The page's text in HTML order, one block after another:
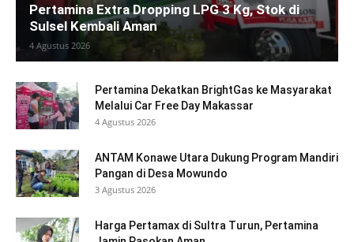
Pertamina Extra Dropping LPG 3 Kg, Stok di
Sulsel Kembali Aman
4 Agustus 2026
Pertamina Dekatkan BrightGas ke Masyarakat
Melalui Car Free Day Makassar
4 Agustus 2026
ANTAM Konawe Utara Dukung Program Mandiri
Pangan di Desa Mowundo
3 Agustus 2026
Harga Pertamax di Sultra Turun, Pertamina